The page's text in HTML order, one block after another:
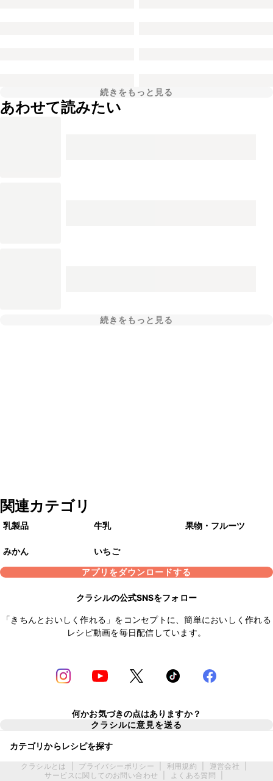
続きをもっと見る
あわせて読みたい
続きをもっと見る
関連カテゴリ
乳製品 牛乳 果物・フルーツ
みかん
いちご
アプリをダウンロードする
クラシルの公式SNSをフォロー
「きちんとおいしく作れる」をコンセプトに、簡単においしく作れる
レシピ動画を毎日配信しています。
何かお気づきの点はありますか？
クラシルに意見を送る
カテゴリからレシピを探す
クラシルとは プライバシーポリシー 利用規約 運営会社
サービスに関してのお問い合わせ
よくある質問